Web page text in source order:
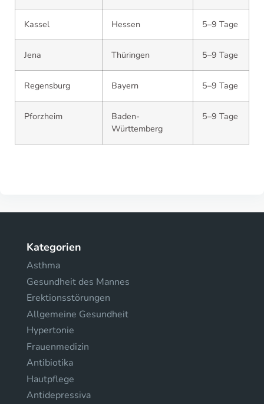
Kassel Hessen 5–9 Tage
Jena Thüringen 5–9 Tage
Regensburg Bayern 5–9 Tage
Pforzheim
Baden-
Württemberg
5–9 Tage
Kategorien
Asthma
Gesundheit des Mannes
Erektionsstörungen
Allgemeine Gesundheit
Hypertonie
Frauenmedizin
Antibiotika
Hautpflege
Antidepressiva